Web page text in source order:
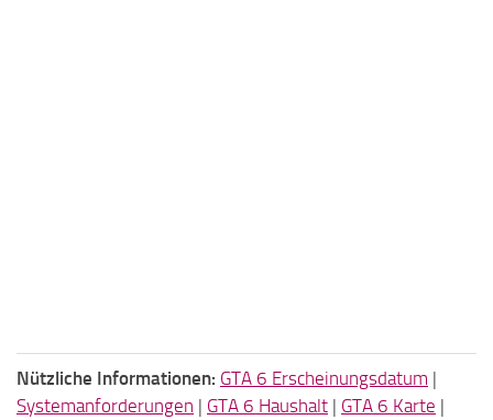
Nützliche Informationen: GTA 6 Erscheinungsdatum |
Systemanforderungen | GTA 6 Haushalt | GTA 6 Karte |